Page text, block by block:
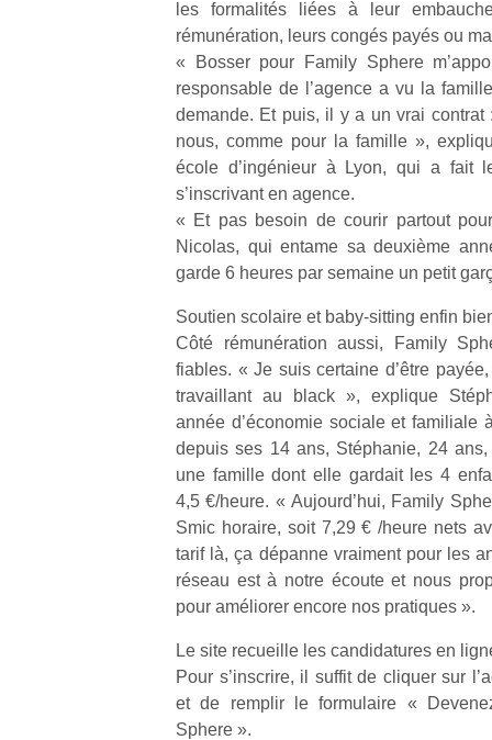
les formalités liées à leur
rémunération, leurs congés payés ou
« Bosser pour Family Sphere
responsable de l’agence a vu la
demande. Et puis, il y a un vrai contrat
nous, comme pour la famille »,
école d’ingénieur à Lyon, qui a fait
s’inscrivant en agence.
« Et pas besoin de courir partout
Nicolas, qui entame sa deuxième
garde 6 heures par semaine un petit
Soutien scolaire et baby-sitting enfin
Côté rémunération aussi, Family
fiables. « Je suis certaine d’être
travaillant au black », explique
année d’économie sociale et familiale
depuis ses 14 ans, Stéphanie, 24
une famille dont elle gardait les 4
4,5 €/heure. « Aujourd’hui, Family
Smic horaire, soit 7,29 € /heure nets
tarif là, ça dépanne vraiment pour les
réseau est à notre écoute et nous
pour améliorer encore nos pratiques ».
Le site recueille les candidatures en
Pour s’inscrire, il suffit de cliquer sur
et de remplir le formulaire «
Sphere ».
à
…